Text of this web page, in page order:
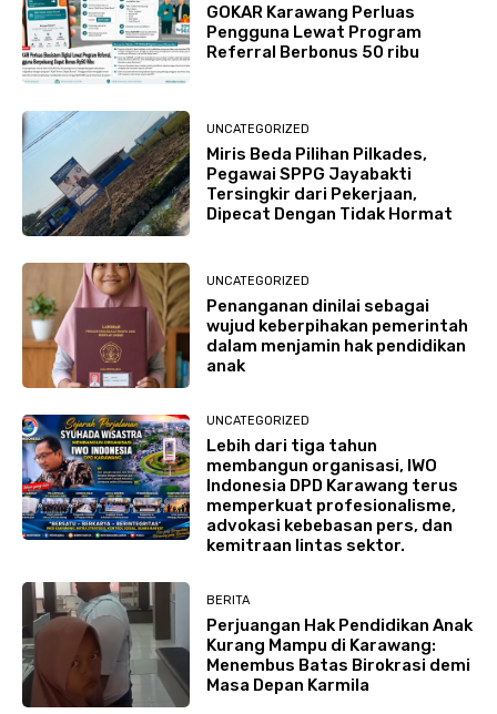
GOKAR Karawang Perluas
Pengguna Lewat Program
Referral Berbonus 50 ribu
UNCATEGORIZED
Miris Beda Pilihan Pilkades,
Pegawai SPPG Jayabakti
Tersingkir dari Pekerjaan,
Dipecat Dengan Tidak Hormat
UNCATEGORIZED
Penanganan dinilai sebagai
wujud keberpihakan pemerintah
dalam menjamin hak pendidikan
anak
UNCATEGORIZED
Lebih dari tiga tahun
membangun organisasi, IWO
Indonesia DPD Karawang terus
memperkuat profesionalisme,
advokasi kebebasan pers, dan
kemitraan lintas sektor.
BERITA
Perjuangan Hak Pendidikan Anak
Kurang Mampu di Karawang:
Menembus Batas Birokrasi demi
Masa Depan Karmila